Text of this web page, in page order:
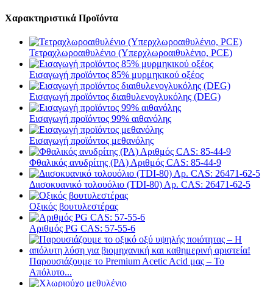
Χαρακτηριστικά Προϊόντα
Τετραχλωροαιθυλένιο (Υπερχλωροαιθυλένιο, PCE)
Εισαγωγή προϊόντος 85% μυρμηκικού οξέος
Εισαγωγή προϊόντος διαιθυλενογλυκόλης (DEG)
Εισαγωγή προϊόντος 99% αιθανόλης
Εισαγωγή προϊόντος μεθανόλης
Φθαλικός ανυδρίτης (PA) Αριθμός CAS: 85-44-9
Διισοκυανικό τολουόλιο (TDI-80) Αρ. CAS: 26471-62-5
Οξικός βουτυλεστέρας
Αριθμός PG CAS: 57-55-6
Παρουσιάζουμε το Premium Acetic Acid μας – Το
Απόλυτο...